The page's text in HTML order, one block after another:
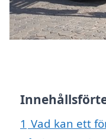
1 Vad kan ett